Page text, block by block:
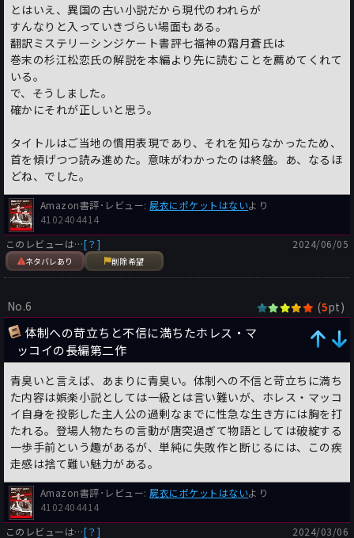
とはいえ、異国の古い小説だから現代のわれらが
すんなりと入っていきづらい場面もある。
翻訳ミステリーシンジケート書評七福神の霜月蒼氏は
巻末の杉江松恋氏の解説を本編より先に読むことを薦めてくれて
いる。
で、そうしました。
確かにそれが正しいと思う。
タイトルはご当地の慣用表現であり、それを知らなかったため、
首を傾げつつ読み進めた。意味がわかったのは終盤。あ、なるほ
どね、でした。
Amazon書評･レビュー: 屍衣にポケットはないより
4102404414
このレビューは…[？]
ネタバレあり 削除希望
2024/06/05
No.6 (5pt)
体制への苛立ちと不信に満ちたホレス・マ
ッコイの長編第二作
青臭いと言えば、あまりに青臭い。体制への不信と苛立ちに満ち
た内容は娯楽小説としては一級とは言い難いが、ホレス・マッコ
イ自身を投影した主人公の過剰なまでに性急な生き方には胸を打
たれる。登場人物たちの言動が唐突過ぎて物語としては破綻する
一歩手前という趣があるが、単純に失敗作と断じるには、この疾
走感は捨て難い魅力がある。
Amazon書評･レビュー: 屍衣にポケットはないより
4102404414
このレビューは…[？] 2024/03/06